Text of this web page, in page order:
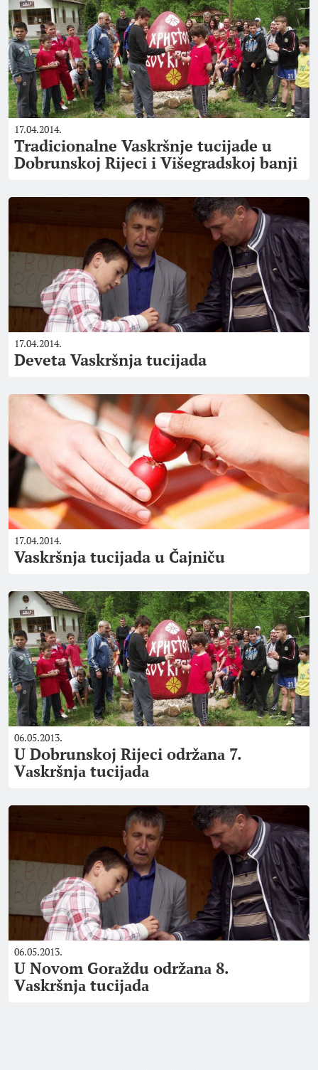
17.04.2014.
Tradicionalne Vaskršnje tucijade u
Dobrunskoj Rijeci i Višegradskoj banji
17.04.2014.
Deveta Vaskršnja tucijada
17.04.2014.
Vaskršnja tucijada u Čajniču
06.05.2013.
U Dobrunskoj Rijeci održаnа 7.
Vаskršnjа tucijаdа
06.05.2013.
U Novom Gorаždu održаnа 8.
Vаskršnjа tucijаdа